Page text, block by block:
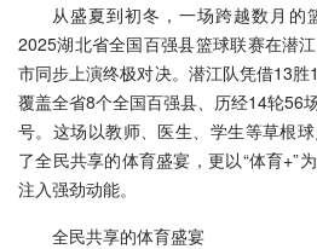
从盛夏到初冬，一场跨越数月的
2025湖北省全国百强县篮球联赛在潜
市同步上演终极对决。潜江队凭借13
覆盖全省8个全国百强县、历经14轮56
号。这场以教师、医生、学生等草根
了全民共享的体育盛宴，更以“体育+”
注入强劲动能。
全民共享的体育盛宴